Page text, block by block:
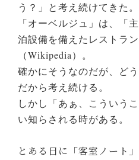
う？」と考え続けてきた。
「オーベルジュ」は、「
泊設備を備えたレストラン
（Wikipedia）。
確かにそうなのだが、ど
だから考え続ける。
しかし「あぁ、こういう
い知らされる時がある。
とある日に「客室ノート